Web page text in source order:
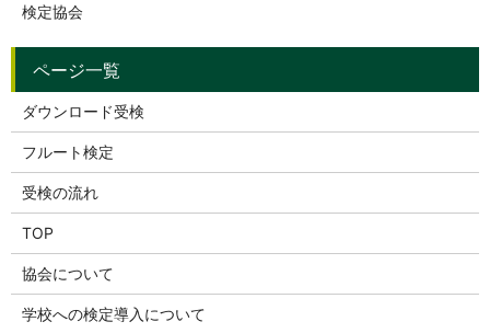
検定協会
ダウンロード受検
フルート検定
受検の流れ
TOP
協会について
学校への検定導入について